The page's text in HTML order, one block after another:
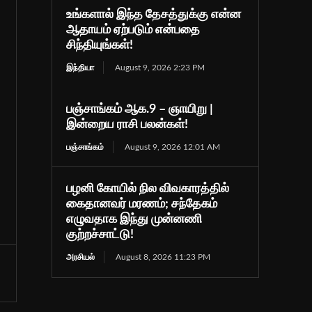
உங்களால் இந்த தேசத்துக்கு என்ன
ஆதாயம் ஏற்படும் என்பதை
சிந்தியுங்கள்!
இந்தியா August 9, 2026 2:23 PM
பஞ்சாங்கம் ஆக.9 – ஞாயிறு |
இன்றைய ராசி பலன்கள்!
பஞ்சாங்கம் August 9, 2026 12:01 AM
பழனி கோயில் நில விவகாரத்தில்
கைதானவர் மரணம்; சந்தேகம்
எழுவதாக இந்து முன்னணி
குற்றச்சாட்டு!
அரசியல் August 8, 2026 11:23 PM